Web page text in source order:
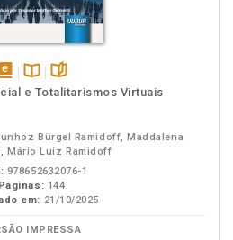
Disponível
páginas
e Totalitarismos Virtuais
Bürgel Ramidoff, Maddalena
Mário Luiz Ramidoff
978652632076-1
Páginas: 144
em: 21/10/2025
IMPRESSA